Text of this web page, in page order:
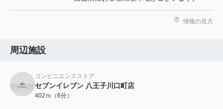
情報の見方
周辺施設
コンビニエンスストア
セブンイレブン 八王子川口町店
402ｍ（6分）